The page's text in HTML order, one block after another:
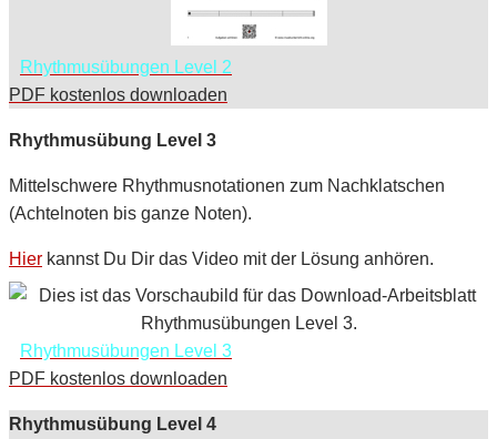
Rhythmusübungen Level 2
PDF kostenlos downloaden
Rhythmusübung Level 3
Mittelschwere Rhythmusnotationen zum Nachklatschen
(Achtelnoten bis ganze Noten).
Hier kannst Du Dir das Video mit der Lösung anhören.
Rhythmusübungen Level 3
PDF kostenlos downloaden
Rhythmusübung Level 4